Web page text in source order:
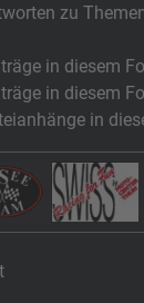
zu
in diesem
in diesem
in